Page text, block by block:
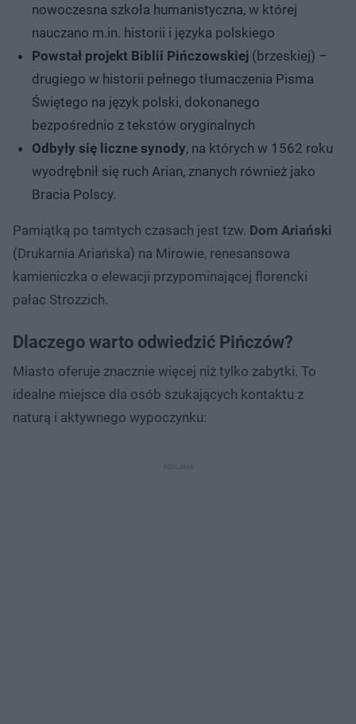
nowoczesna szkoła humanistyczna, w której
nauczano m.in. historii i języka polskiego
Powstał projekt Biblii Pińczowskiej (brzeskiej) –
drugiego w historii pełnego tłumaczenia Pisma
Świętego na język polski, dokonanego
bezpośrednio z tekstów oryginalnych
Odbyły się liczne synody, na których w 1562 roku
wyodrębnił się ruch Arian, znanych również jako
Bracia Polscy.
Pamiątką po tamtych czasach jest tzw. Dom Ariański
(Drukarnia Ariańska) na Mirowie, renesansowa
kamieniczka o elewacji przypominającej florencki
pałac Strozzich.
Dlaczego warto odwiedzić Pińczów?
Miasto oferuje znacznie więcej niż tylko zabytki. To
idealne miejsce dla osób szukających kontaktu z
naturą i aktywnego wypoczynku: